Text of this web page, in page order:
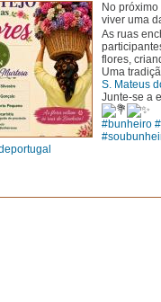
No
viver uma
As ruas
flores,
Uma
S. Mateus
Junte-se a
#bunheiro